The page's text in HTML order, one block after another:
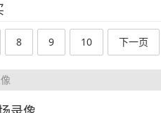
8 9 10 下一页